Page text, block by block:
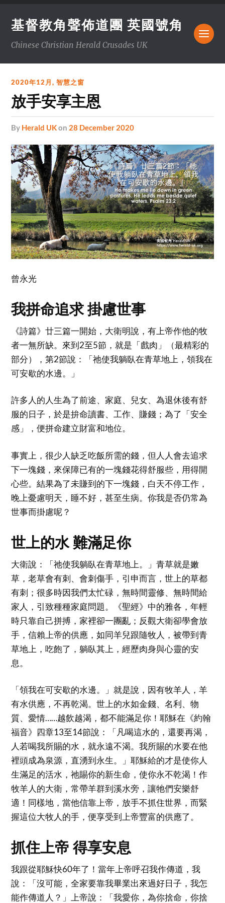
基督教角聲佈道團 英國號角
Chinese Christian Herald Crusades UK
2020年12月,智慧之窗
放手安享主恩
by Herald UKon 28 December 2020
曾永光
我拼命追求 掛慮世事
《詩篇》廿三篇一開始，大衛明說，有上帝作他的牧
者一無所缺。來到2至5節，就是「戲肉」（最精彩的
部分），第2節說：「祂使我躺臥在青草地上，領我在
可安歇的水邊。」
許多人的人生為了前途、家庭、兒女、為退休後有舒
服的日子，於是拚命讀書、工作、賺錢；為了「安全
感」，便拼命建立財富和地位。
事實上，很少人缺乏吃飯所需的錢，但人人會去追求
下一塊錢，來保障已有的一塊錢花得舒服些，用得開
心些。結果為了未賺到的下一塊錢，白天不停工作，
晚上憂慮明天，睡不好，甚至生病。你我是否仍常為
世事而掛慮呢？
世上的水 難滿足你
大衛說：「祂使我躺臥在青草地上。」青草就是嫩
草，老草會有刺、會刺傷手，引申而言，世上的草都
有刺；很多時因我們太忙碌，無時間靈修、無時間給
家人，引致種種家庭問題。《聖經》中的雅各，年輕
時只靠自己拼搏，家裡卻一團亂；反觀大衛卻學會放
手，信賴上帝的供應，如同羊兒跟隨牧人，被帶到青
草地上，吃飽了，躺臥其上，經歷肉身與心靈的安
息。
「領我在可安歇的水邊。」就是說，因有牧羊人，羊
有水供應，不再乾渴。世上的水如金錢、名利、物
質、愛情……越飲越渴，都不能滿足你！耶穌在《約翰
福音》四章13至14節說：「凡喝這水的，還要再渴，
人若喝我所賜的水，就永遠不渴。我所賜的水要在他
裡頭成為泉源，直湧到永生。」耶穌給的才是使你人
生滿足的活水，祂賜你的新生命，使你永不乾渴！作
牧羊人的大衛，常帶羊群到溪水旁，讓牠們安樂舒
適！同樣地，當他信靠上帝，放手不抓住世界，而緊
握這位大牧人的手，便享受到上帝豐富的供應了。
抓住上帝 得享安息
我跟從耶穌快60年了！當年上帝呼召我作傳道，我
說：「沒可能，全家要靠我畢業出來過好日子，我怎
能作傳道人？」上帝說：「我愛你，為你捨命，你捨